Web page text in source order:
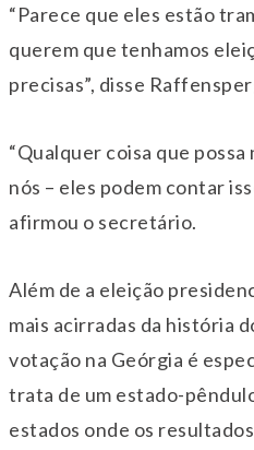
“Parece que eles estão
querem que tenhamos
precisas”, disse
“Qualquer coisa que
nós – eles podem contar
afirmou o secretário.
Além de a eleição
mais acirradas da história
votação na Geórgia é
trata de um estado-
estados onde os